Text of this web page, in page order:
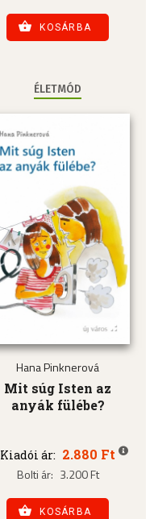
KOSÁRBA
ÉLETMÓD
Hana Pinknerová
Mit súg Isten az
anyák fülébe?
Kiadói ár: 2.880 Ft
Bolti ár: 3.200 Ft
KOSÁRBA